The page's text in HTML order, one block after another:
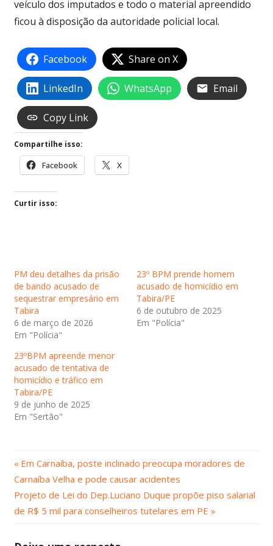
veículo dos imputados e todo o material apreendido
ficou à disposição da autoridade policial local.
Facebook Share on X
LinkedIn WhatsApp Email
Copy Link
Compartilhe isso:
Facebook X
Curtir isso:
PM deu detalhes da prisão
de bando acusado de
sequestrar empresário em
Tabira
6 de março de 2026
Em "Polícia"
23º BPM prende homem
acusado de homicídio em
Tabira/PE
6 de outubro de 2025
Em "Polícia"
23ºBPM apreende menor
acusado de tentativa de
homicídio e tráfico em
Tabira/PE
9 de junho de 2025
Em "Sertão"
Navegação
de
Post
Post
Anterior:
Em Carnaíba, poste inclinado preocupa moradores de
Carnaíba Velha e pode causar acidentes
Próximo
Post:
Projeto de Lei do Dep.Luciano Duque propõe piso salarial
de R$ 5 mil para conselheiros tutelares em PE